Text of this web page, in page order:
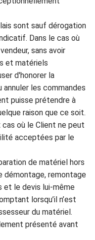
sont sauf dérogation
. Dans le cas où
sans avoir
s et matériels
d'honorer la
annuler les commandes
puisse prétendre à
raison que ce soit.
cas où le Client ne peut
acceptées par le
ation de matériel hors
démontage, remontage
et le devis lui-même
lorsqu’il n’est
du matériel.
présenté avant